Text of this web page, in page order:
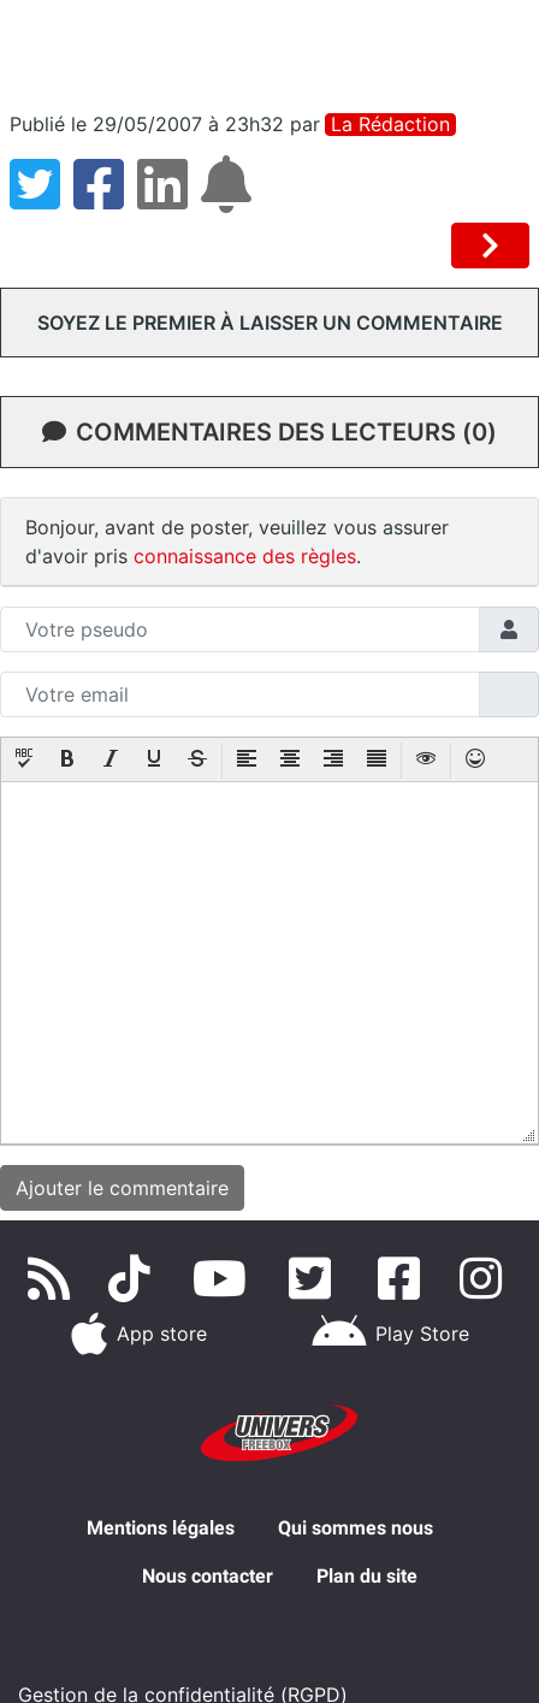
Publié le 29/05/2007 à 23h32 par La Rédaction
SOYEZ LE PREMIER À LAISSER UN COMMENTAIRE
COMMENTAIRES DES LECTEURS (0)
Bonjour, avant de poster, veuillez vous assurer
d'avoir pris connaissance des règles.
App store Play Store
Mentions légales Qui sommes nous
Nous contacter Plan du site
Gestion de la confidentialité (RGPD)